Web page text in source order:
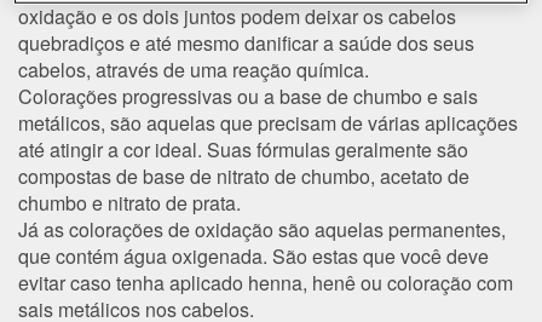
oxidação e os dois juntos podem deixar os cabelos
quebradiços e até mesmo danificar a saúde dos seus
cabelos, através de uma reação química.
Colorações progressivas ou a base de chumbo e sais
metálicos, são aquelas que precisam de várias aplicações
até atingir a cor ideal. Suas fórmulas geralmente são
compostas de base de nitrato de chumbo, acetato de
chumbo e nitrato de prata.
Já ascolorações de oxidação são aquelas permanentes,
que contém água oxigenada. São estas que você deve
evitar caso tenha aplicado henna, henê ou coloração com
sais metálicos nos cabelos.